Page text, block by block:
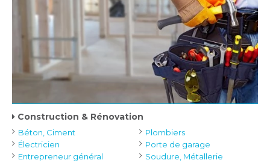
Construction & Rénovation
Béton, Ciment
Électricien
Entrepreneur général
Plombiers
Porte de garage
Soudure, Métallerie